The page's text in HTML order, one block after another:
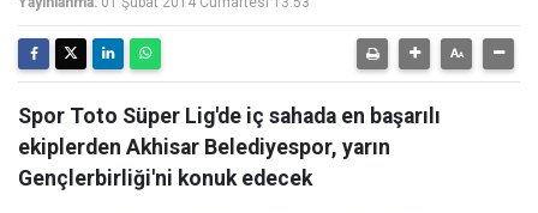
Spor Toto Süper Lig'de iç sahada en başarılı
ekiplerden Akhisar Belediyespor, yarın
Gençlerbirliği'ni konuk edecek